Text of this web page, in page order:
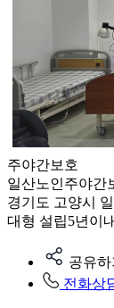
주야간보호
일산노인주야간
경기도 고양시
대형 설립5년이내
공유하
전화상